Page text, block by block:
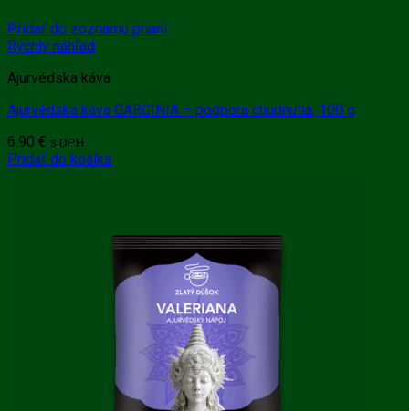
Pridať do zoznamu prianí
Rýchly náhľad
Ajurvédska káva
Ajurvédska káva GARCINIA – podpora chudnutia, 100 g
6.90 € s DPH
Pridať do košíka